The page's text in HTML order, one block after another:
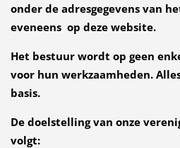
onder de adresgegevens van
eveneens op deze website.
Het bestuur wordt op geen
voor hun werkzaamheden.
basis.
De doelstelling van onze
volgt: